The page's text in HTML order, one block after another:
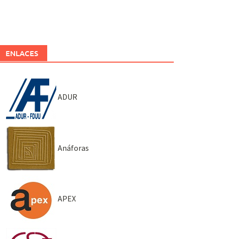
ENLACES
ADUR
Anáforas
APEX